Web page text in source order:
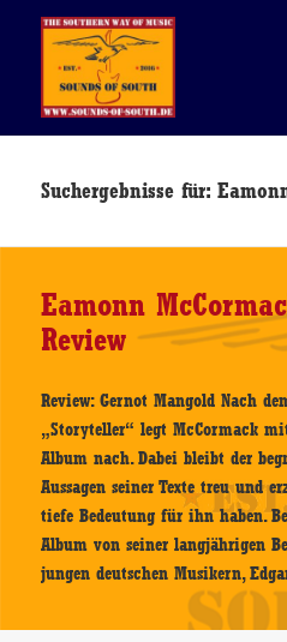
Suchergebnisse für:
Eamonn
Review
Review: Gernot Mangold Nach
„Storyteller“ legt McCormack
Album nach. Dabei bleibt der
Aussagen seiner Texte treu und
tiefe Bedeutung für ihn haben.
Album von seiner langjährigen
jungen deutschen Musikern,